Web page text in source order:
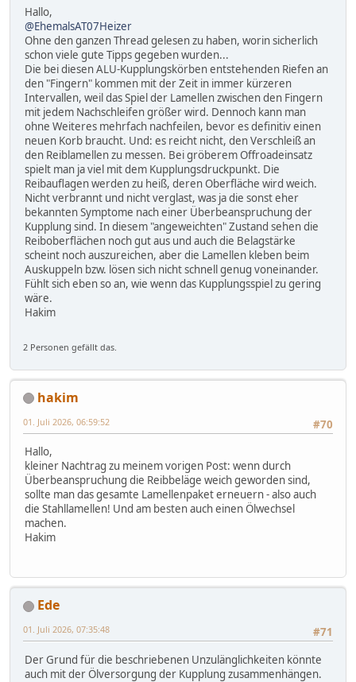
Hallo,
@EhemalsAT07Heizer
Ohne den ganzen Thread gelesen zu haben, worin sicherlich
schon viele gute Tipps gegeben wurden...
Die bei diesen ALU-Kupplungskörben entstehenden Riefen an
den "Fingern" kommen mit der Zeit in immer kürzeren
Intervallen, weil das Spiel der Lamellen zwischen den Fingern
mit jedem Nachschleifen größer wird. Dennoch kann man
ohne Weiteres mehrfach nachfeilen, bevor es definitiv einen
neuen Korb braucht. Und: es reicht nicht, den Verschleiß an
den Reiblamellen zu messen. Bei gröberem Offroadeinsatz
spielt man ja viel mit dem Kupplungsdruckpunkt. Die
Reibauflagen werden zu heiß, deren Oberfläche wird weich.
Nicht verbrannt und nicht verglast, was ja die sonst eher
bekannten Symptome nach einer Überbeanspruchung der
Kupplung sind. In diesem "angeweichten" Zustand sehen die
Reiboberflächen noch gut aus und auch die Belagstärke
scheint noch auszureichen, aber die Lamellen kleben beim
Auskuppeln bzw. lösen sich nicht schnell genug voneinander.
Fühlt sich eben so an, wie wenn das Kupplungsspiel zu gering
wäre.
Hakim
2 Personen gefällt das.
hakim
#70
01. Juli 2026, 06:59:52
Hallo,
kleiner Nachtrag zu meinem vorigen Post: wenn durch
Überbeanspruchung die Reibbeläge weich geworden sind,
sollte man das gesamte Lamellenpaket erneuern - also auch
die Stahllamellen! Und am besten auch einen Ölwechsel
machen.
Hakim
Ede
#71
01. Juli 2026, 07:35:48
Der Grund für die beschriebenen Unzulänglichkeiten könnte
auch mit der Ölversorgung der Kupplung zusammenhängen.